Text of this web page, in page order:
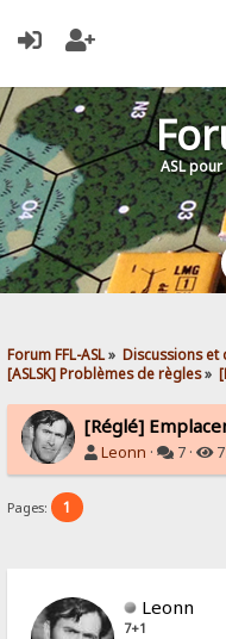
ASL
Forum FFL-ASL» Discussions et
[ASLSK] Problèmes de règles»
[Réglé]
Leonn · 7 ·
Pages: 1
Leonn
7+1